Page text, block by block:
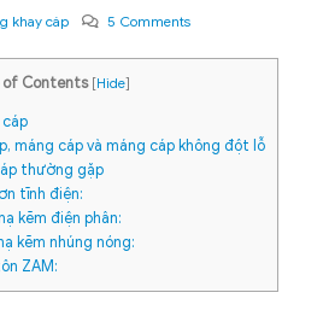
khay cáp 5 Comments
of Contents [Hide]
máng cáp và máng cáp không đột lỗ
thường gặp
tĩnh điện:
kẽm điện phân:
kẽm nhúng nóng:
ZAM: